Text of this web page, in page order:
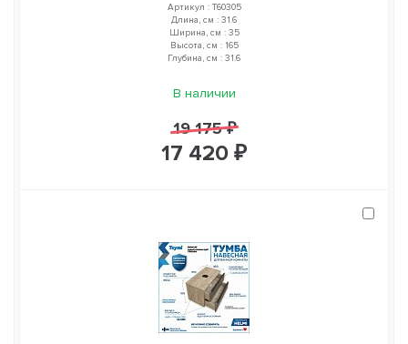
Артикул : T60305
Длина, см : 31.6
Ширина, см : 35
Высота, см : 165
Глубина, см : 31.6
В наличии
19 175 ₽
17 420 ₽